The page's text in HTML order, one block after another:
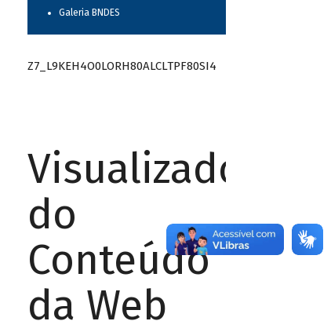
Galeria BNDES
Z7_L9KEH4O0LORH80ALCLTPF80SI4
Visualizador
do
Conteúdo
da Web